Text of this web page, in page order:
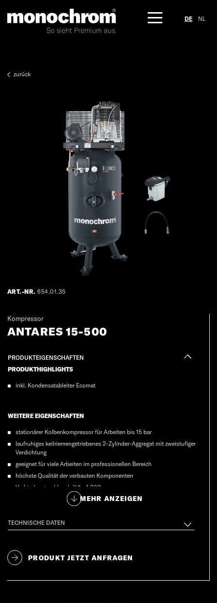
DE NL
zurück
ART.-NR. 654.01.35
Kompressor
ANTARES 15-500
PRODUKTEIGENSCHAFTEN
PRODUKTHIGHLIGHTS
inkl. Kondensatableiter Ecomat
WEITERE EIGENSCHAFTEN
stationärer Kolbenkompressor für Arbeiten bis 15 bar
laufruhiges keilriemengetriebenes 2-Zylinder-Aggregat mit zweistufiger
Verdichtung
geeignet für viele Arbeiten im professionellen Bereich
höchste Qualität der verbauten Komponenten
Verbindungsschlauch ¾“ x 1.300 mm
Gummi-SchwingelementeMEHR ANZEIGEN
TECHNISCHE DATEN
PRODUKT JETZT ANFRAGEN